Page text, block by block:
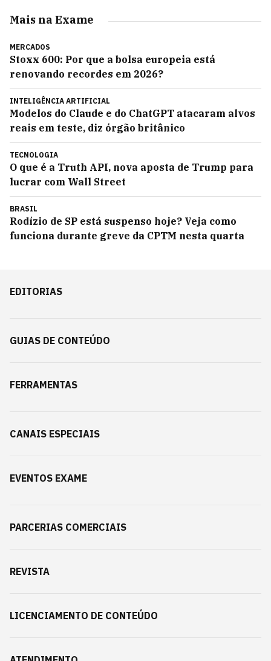
Mais na Exame
MERCADOS
Stoxx 600: Por que a bolsa europeia está
renovando recordes em 2026?
INTELIGÊNCIA ARTIFICIAL
Modelos do Claude e do ChatGPT atacaram alvos
reais em teste, diz órgão britânico
TECNOLOGIA
O que é a Truth API, nova aposta de Trump para
lucrar com Wall Street
BRASIL
Rodízio de SP está suspenso hoje? Veja como
funciona durante greve da CPTM nesta quarta
EDITORIAS
GUIAS DE CONTEÚDO
FERRAMENTAS
CANAIS ESPECIAIS
EVENTOS EXAME
PARCERIAS COMERCIAIS
REVISTA
LICENCIAMENTO DE CONTEÚDO